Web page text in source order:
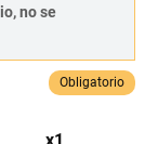
no se
Obligatorio